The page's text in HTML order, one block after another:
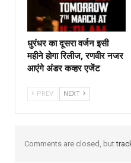
धुरंधर का दूसरा वर्जन इसी
महीने होगा रिलीज, रणवीर नजर
आएंगे अंडर कव्हर एजेंट
PREV NEXT
Comments are closed, but